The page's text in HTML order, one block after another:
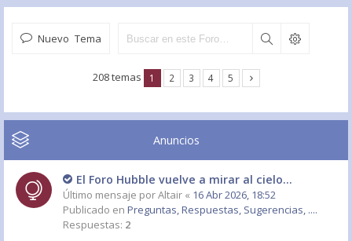
Nuevo Tema
208 temas 1 2 3 4 5
Anuncios
El Foro Hubble vuelve a mirar al cielo...
Último mensaje porAltair « 16 Abr 2026, 18:52
Publicado en Preguntas, Respuestas, Sugerencias, ....
Respuestas: 2